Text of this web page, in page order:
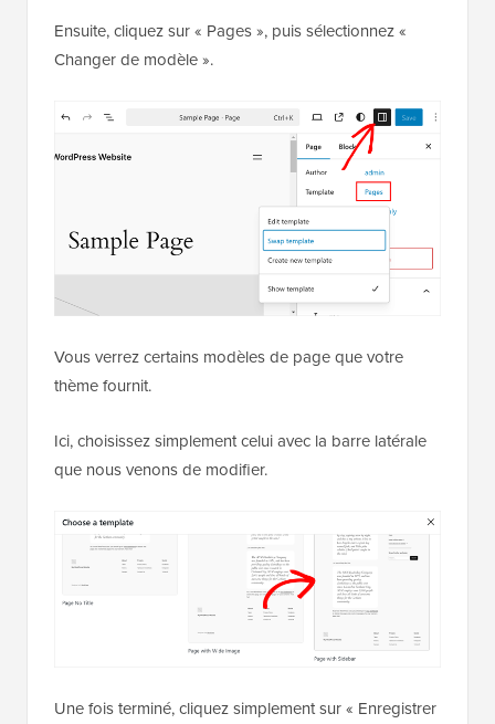
Ensuite, cliquez sur « Pages », puis sélectionnez «
Changer de modèle ».
Vous verrez certains modèles de page que votre
thème fournit.
Ici, choisissez simplement celui avec la barre latérale
que nous venons de modifier.
Une fois terminé, cliquez simplement sur « Enregistrer